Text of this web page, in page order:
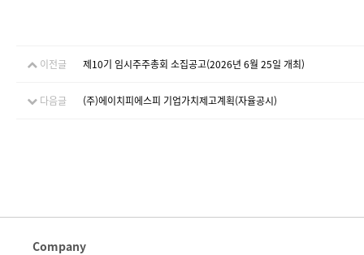
이전글 제10기 임시주주총회 소집공고(2026년 6월 25일 개최)
다음글 (주)에이치피에스피 기업가치제고계획(자율공시)
Company